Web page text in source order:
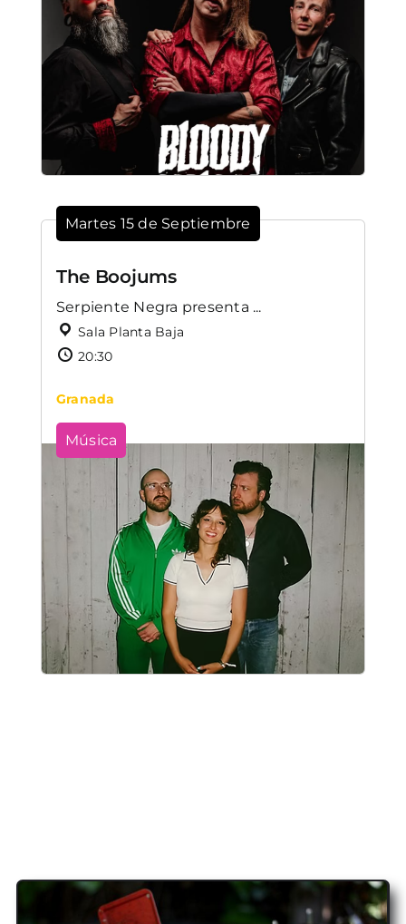
Martes 15 de Septiembre
The Boojums
Serpiente Negra presenta ...
Sala Planta Baja
20:30
Granada
Música